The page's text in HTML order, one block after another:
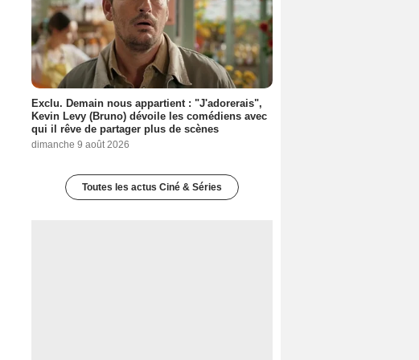
Exclu. Demain nous appartient : "J'adorerais",
Kevin Levy (Bruno) dévoile les comédiens avec
qui il rêve de partager plus de scènes
dimanche 9 août 2026
Toutes les actus Ciné & Séries